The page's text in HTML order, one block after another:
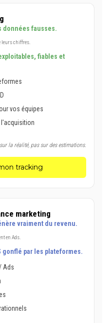
données fausses.
leurs chiffres.
fiables et
vos équipes
l'acquisition
la réalité, pas sur des estimations.
tracking
marketing
vraiment du revenu.
en Ads.
gonflé par les plateformes.
Ads